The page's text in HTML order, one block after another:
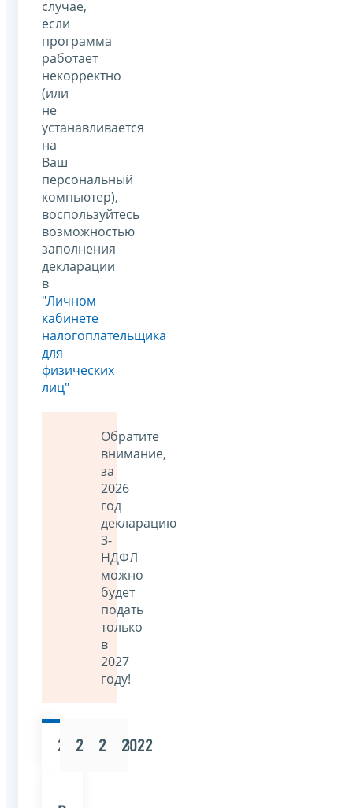
случае,
если
программа
работает
некорректно
(или
не
устанавливается
на
Ваш
персональный
компьютер),
воспользуйтесь
возможностью
заполнения
декларации
в
"Личном
кабинете
налогоплательщика
для
физических
лиц"
Обратите
внимание,
за
2026
год
декларацию
3-
НДФЛ
можно
будет
подать
только
в
2027
году!
2025202420232022